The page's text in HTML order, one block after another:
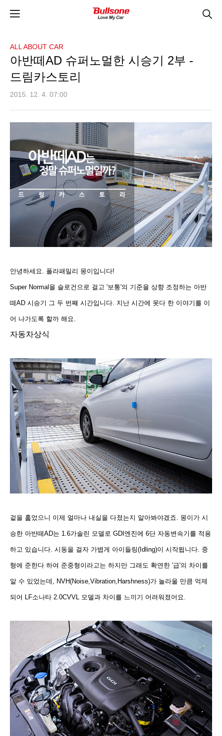
ALL ABOUT CAR
아반떼AD 슈퍼노멀한 시승기 2부 -
드림카스토리
2015. 12. 4. 07:00
안녕하세요. 폴라패밀리 몽이입니다!
Super Normal을 슬로건으로 걸고 '보통'의 기준을 상향 조정하는 아반
떼AD 시승기 그 두 번째 시간입니다. 지난 시간에 못다 한 이야기를 이
어 나가도록 할까 해요.
자동차상식
겉을 훑었으니 이제 얼마나 내실을 다졌는지 알아봐야겠죠. 몽이가 시
승한 아반떼AD는 1.6가솔린 모델로 GDI엔진에 6단 자동변속기를 적용
하고 있습니다. 시동을 걸자 가볍게 아이들링(Idling)이 시작됩니다. 중
형에 준한다 하여 준중형이라고는 하지만 그래도 확연한 '급'의 차이를
알 수 있었는데, NVH(Noise,Vibration,Harshness)가 놀라울 만큼 억제
되어 LF소나타 2.0CVVL 모델과 차이를 느끼기 어려워졌어요.